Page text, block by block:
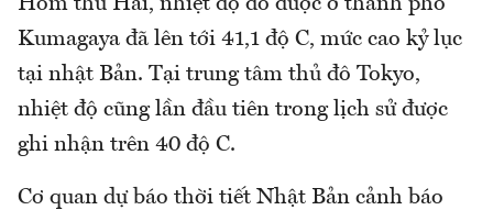
Kumagaya đã lên tới 41,1 độ C, mức cao kỷ lục
tại nhật Bản. Tại trung tâm thủ đô Tokyo,
nhiệt độ cũng lần đầu tiên trong lịch sử được
ghi nhận trên 40 độ C.
Cơ quan dự báo thời tiết Nhật Bản cảnh báo